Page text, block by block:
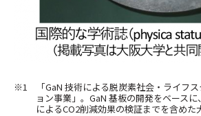
※1 「GaN 技術による脱炭素社会・ライフス
ョン事業」。GaN 基板の開発をベース
によるCO2削減効果の検証までを含めた